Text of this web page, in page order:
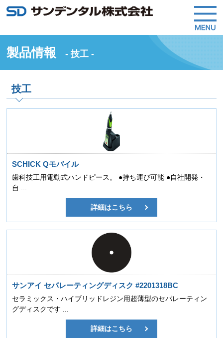
製品情報 - 技工 -
技工
SCHICK Qモバイル
歯科技工用電動式ハンドピース。 ●持ち運び可能 ●自社開発・
自 ...
詳細はこちら
サンアイ セパレーティングディスク #2201318BC
セラミックス・ハイブリッドレジン用超薄型のセパレーティン
グディスクです ...
詳細はこちら